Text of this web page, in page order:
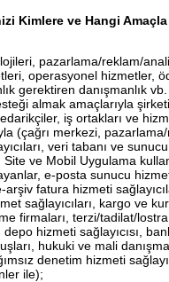
Kimlere ve Hangi
pazarlama/reklam/
operasyonel hizmetler,
gerektiren danışmanlık
almak amaçlarıyla
iş ortakları ve
(çağrı merkezi,
veri tabanı ve
Site ve Mobil Uygulama
e-posta sunucu hizmeti
fatura hizmeti
sağlayıcıları, kargo ve
firmaları, terzi/tadilat/
depo hizmeti sağlayıcısı,
hukuki ve mali
denetim hizmeti
ile);